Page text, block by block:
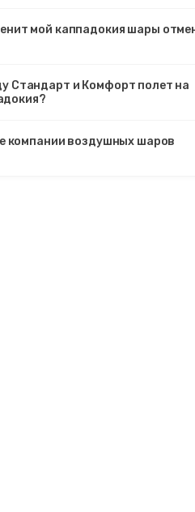
мой каппадокия шары
Стандарт и Комфорт полет на
компании воздушных шаров